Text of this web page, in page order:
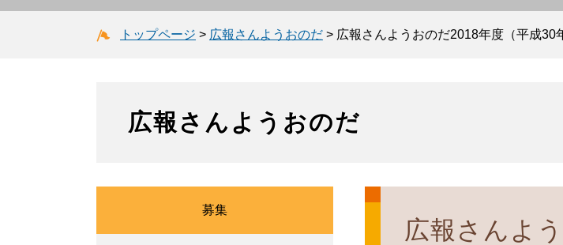
トップページ > 広報さんようおのだ > 広報さんようおのだ2018年度（平成30
広報さんようおのだ
広報さんよ
募集